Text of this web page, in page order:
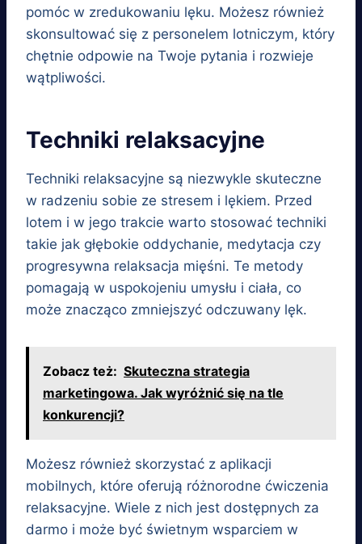
pomóc w zredukowaniu lęku. Możesz również
skonsultować się z personelem lotniczym, który
chętnie odpowie na Twoje pytania i rozwieje
wątpliwości.
Techniki relaksacyjne
Techniki relaksacyjne są niezwykle skuteczne
w radzeniu sobie ze stresem i lękiem. Przed
lotem i w jego trakcie warto stosować techniki
takie jak głębokie oddychanie, medytacja czy
progresywna relaksacja mięśni. Te metody
pomagają w uspokojeniu umysłu i ciała, co
może znacząco zmniejszyć odczuwany lęk.
Zobacz też: Skuteczna strategia
marketingowa. Jak wyróżnić się na tle
konkurencji?
Możesz również skorzystać z aplikacji
mobilnych, które oferują różnorodne ćwiczenia
relaksacyjne. Wiele z nich jest dostępnych za
darmo i może być świetnym wsparciem w